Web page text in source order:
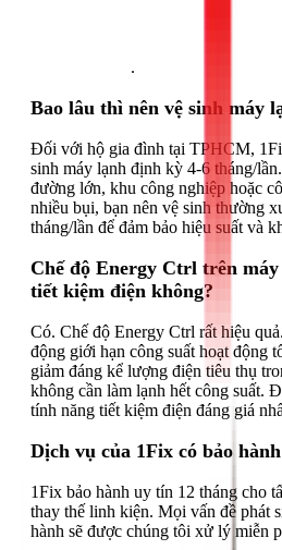
.
Bao lâu thì nên vệ sinh máy
Đối với hộ gia đình tại TPHCM,
sinh máy lạnh định kỳ 4-6 tháng/
đường lớn, khu công nghiệp hoặc
nhiều bụi, bạn nên vệ sinh thường
tháng/lần để đảm bảo hiệu suất và
Chế độ Energy Ctrl trên
tiết kiệm điện không?
Có. Chế độ Energy Ctrl rất hiệu
động giới hạn công suất hoạt động
giảm đáng kể lượng điện tiêu thụ
không cần làm lạnh hết công suất.
tính năng tiết kiệm điện đáng giá
Dịch vụ của 1Fix có bảo
1Fix bảo hành uy tín 12 tháng cho
thay thế linh kiện. Mọi vấn đề phát
hành sẽ được chúng tôi xử lý miễn